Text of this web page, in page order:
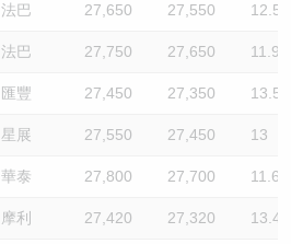
法巴 27,650 27,550 12.5
法巴 27,750 27,650 11.9
匯豐 27,450 27,350 13.5
星展 27,550 27,450 13
華泰 27,800 27,700 11.6
摩利 27,420 27,320 13.4